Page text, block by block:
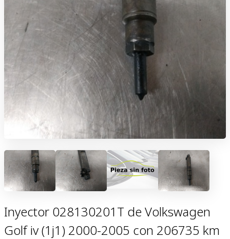
Inyector 028130201T de Volkswagen
Golf iv (1j1) 2000-2005 con 206735 km